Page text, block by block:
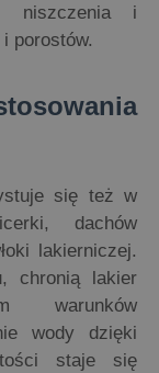
niszczenia i
porostów.
się też w
dachów
lakierniczej.
chronią lakier
warunków
wody dzięki
staje się